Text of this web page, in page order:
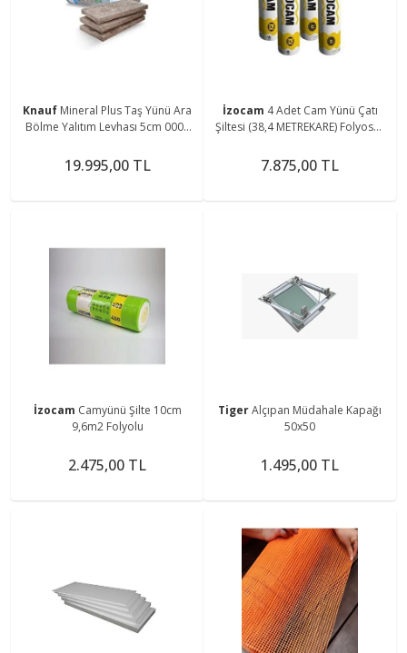
Knauf Mineral Plus Taş Yünü Ara
Bölme Yalıtım Levhası 5cm 0001
19.995,00 TL
İzocam 4 Adet Cam Yünü Çatı
Şiltesi (38,4 METREKARE) Folyosuz
7.875,00 TL
İzocam Camyünü Şilte 10cm
9,6m2 Folyolu
2.475,00 TL
TigerAlçıpan Müdahale Kapağı
50x50
1.495,00 TL